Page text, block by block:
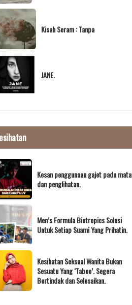
Kisah Seram : Tanpa
JANE.
Kesan penggunaan gajet pada mata
dan penglihatan.
Men’s Formula Biotropics Solusi
Untuk Setiap Suami Yang Prihatin.
Kesihatan Seksual Wanita Bukan
Sesuatu Yang ‘Taboo’. Segera
Bertindak dan Selesaikan.